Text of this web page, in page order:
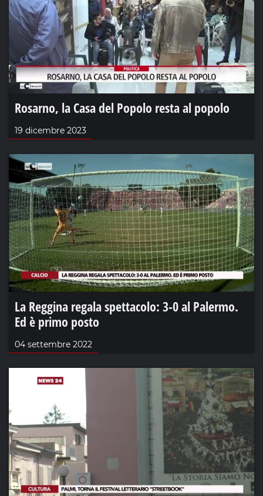
Rosarno, la Casa del Popolo resta al popolo
19 dicembre 2023
La Reggina regala spettacolo: 3-0 al Palermo.
Ed è primo posto
04 settembre 2022